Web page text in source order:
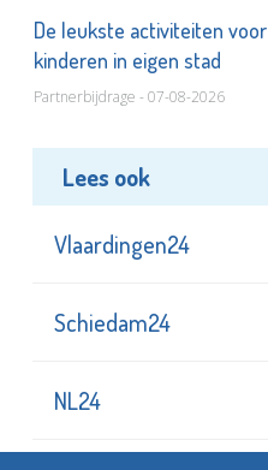
De leukste activiteiten voor
kinderen in eigen stad
Partnerbijdrage - 07-08-2026
Lees ook
Vlaardingen24
Schiedam24
NL24